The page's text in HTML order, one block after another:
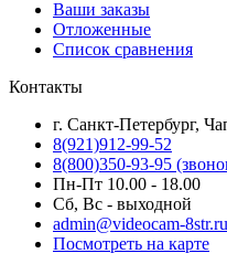
Ваши заказы
Отложенные
Список сравнения
Контакты
г. Санкт-Петербург,
8(921)912-99-52
8(800)350-93-95
Пн-Пт 10.00 - 18.00
Сб, Вс - выходной
admin@videocam-8str.ru
Посмотреть на карте